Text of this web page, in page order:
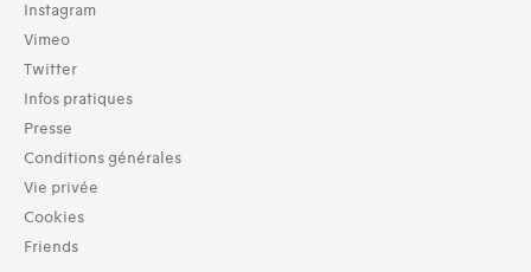
Instagram
Vimeo
Twitter
Infos pratiques
Presse
Conditions générales
Vie privée
Cookies
Friends